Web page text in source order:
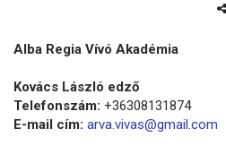
Alba Regia Vívó Akadémia
Kovács László edző
Telefonszám: +36308131874
E-mail cím: arva.vivas@gmail.com